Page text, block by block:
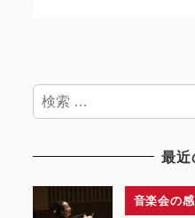
検
索
最近
音楽会の